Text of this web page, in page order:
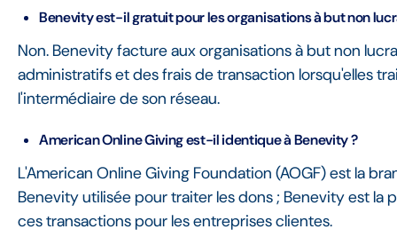
Benevity est-il gratuit pour les organisations à but non
Non. Benevity facture aux organisations à but non
administratifs et des frais de transaction lorsqu'elles
l'intermédiaire de son réseau.
American Online Giving est-il identique à Benevity ?
L'American Online Giving Foundation (AOGF) est la
Benevity utilisée pour traiter les dons ; Benevity est la
ces transactions pour les entreprises clientes.